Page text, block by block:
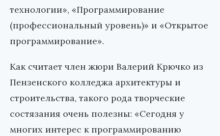
технологии», «Программирование
(профессиональный уровень)» и «Открытое
программирование».
Как считает член жюри Валерий Крючко из
Пензенского колледжа архитектуры и
строительства, такого рода творческие
состязания очень полезны: «Сегодня у
многих интерес к программированию